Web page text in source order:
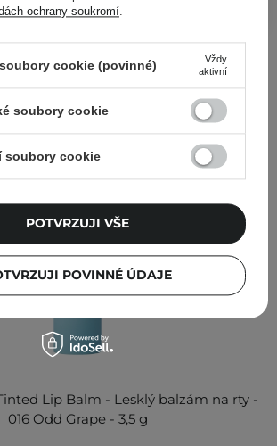
zákazníci si prohlédli
Lip Balm - Lesklý balzám na rty -
016 Odd Grape - 3,5 g
ochrany soukromí
cookie (povinné)
Vždy
aktivní
soubory cookie
soubory cookie
POVINNÉ ÚDAJE
POTVRZUJI VŠE